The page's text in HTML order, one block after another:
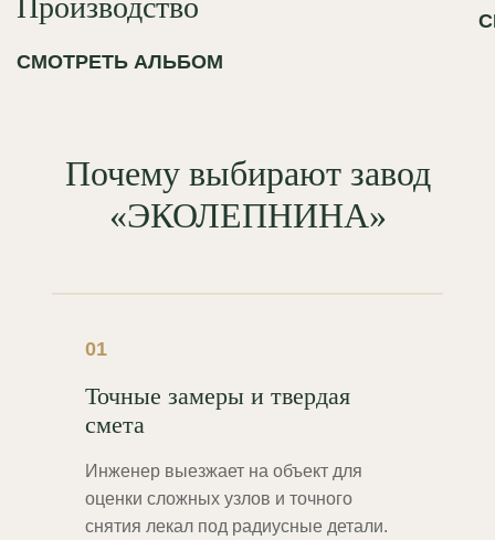
Производство
СМОТРЕТЬ АЛЬБОМ
Почему выбирают завод
«ЭКОЛЕПНИНА»
01
Точные замеры и твердая
смета
Инженер выезжает на объект для
оценки сложных узлов и точного
снятия лекал под радиусные детали.